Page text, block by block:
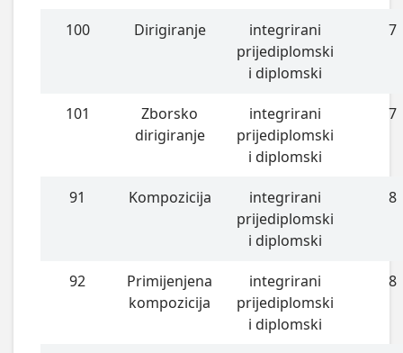
100 Dirigiranje
integrirani
prijediplomski
i diplomski
7
101
Zborsko
dirigiranje
integrirani
prijediplomski
i diplomski
7
91 Kompozicija
integrirani
prijediplomski
i diplomski
8
92
Primijenjena
kompozicija
integrirani
prijediplomski
i diplomski
8